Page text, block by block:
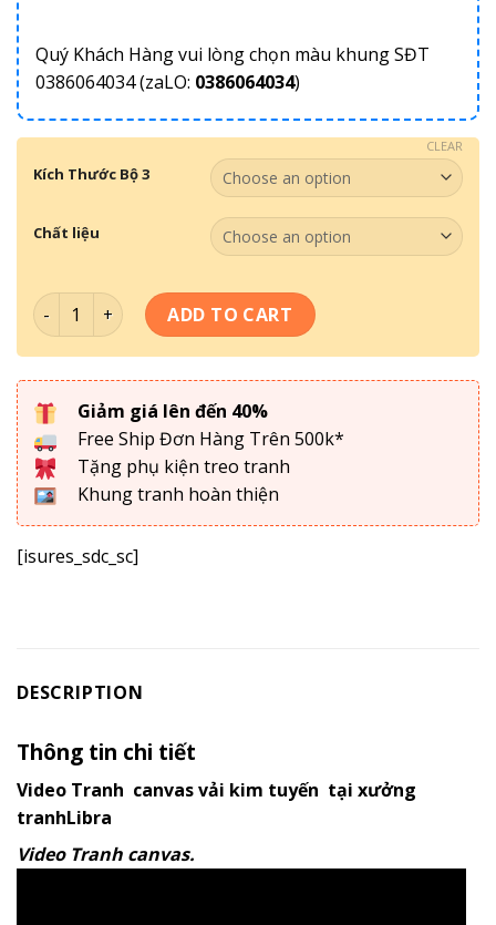
Quý Khách Hàng vui lòng chọn màu khung SĐT
0386064034 (zaLO: 0386064034)
Kích Thước Bộ 3
Chất liệu
CLEAR
Bộ 3 Tranh Phong Cảnh PC-009 quantity
ADD TO CART
Giảm giá lên đến 40%
Free Ship Đơn Hàng Trên 500k*
Tặng phụ kiện treo tranh
Khung tranh hoàn thiện
[isures_sdc_sc]
DESCRIPTION
Thông tin chi tiết
Video Tranh canvas vải kim tuyến tại xưởng
tranhLibra
Video Tranh canvas.